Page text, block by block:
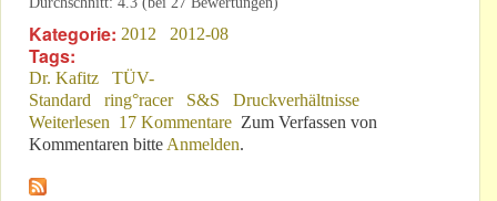
Kategorie: 2012 2012-08
Tags:
Dr. Kafitz
TÜV-
Standard
ring°racer S&S
Druckverhältnisse
Weiterlesen über Über „Druckverhältnisse“ am Nürburgring!
17 Kommentare Zum Verfassen von
Kommentaren bitte Anmelden.